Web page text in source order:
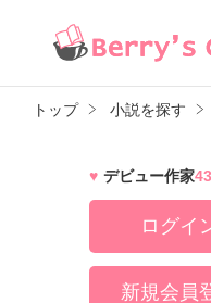
トップ 小説を探す
デビュー作家
ログイ
新規会員